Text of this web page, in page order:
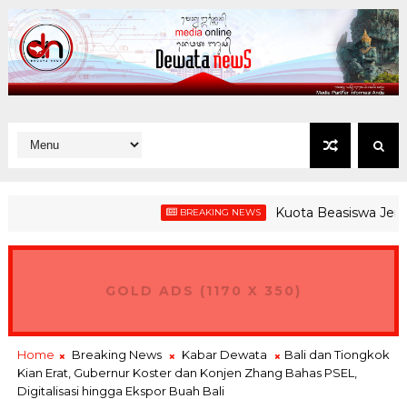
BREAKING NEWS Kuota Beasiswa Jembrana
GOLD ADS (1170 X 350)
Home Breaking News Kabar Dewata
Bali dan Tiongkok
Kian Erat, Gubernur Koster dan Konjen Zhang Bahas PSEL,
Digitalisasi hingga Ekspor Buah Bali